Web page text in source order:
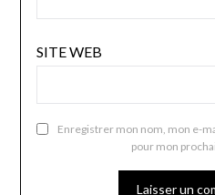
SITE WEB
Enregistrer mon nom, mon e-
pour mon